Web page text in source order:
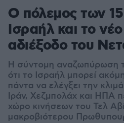
Ο πόλεμος των
Ισραήλ και το νέο
αδιέξοδο του
Η σύντομη αναζωπύρωση
ότι το Ισραήλ μπορεί
πάντα να ελέγξει την
Ιράν, Χεζμπολάχ και ΗΠΑ
χώρο κινήσεων του Τελ
μακροβιότερου